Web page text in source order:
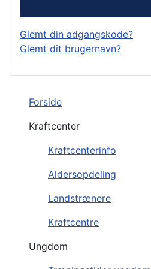
Forside
Kraftcenter
Kraftcenterinfo
Aldersopdeling
Landstrænere
Kraftcentre
Ungdom
Glemt din adgangskode?
Glemt dit brugernavn?